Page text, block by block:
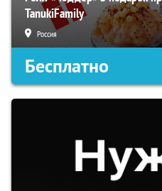
TanukiFamily
Россия
Бесплатно